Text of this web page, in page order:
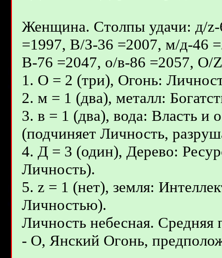
Женщина. Столпы удачи: д/
=1997, В/З-36 =2007, м/д-46
В-76 =2047, о/в-86 =2057, О/
1. О = 2 (три), Огонь:
2. м = 1 (два), металл:
3. в = 1 (два), вода: Власть и
(подчиняет Личность,
4. Д = 3 (один), Дерево:
Личность).
5. z = 1 (нет), земля:
Личностью).
Личность небесная.
- О, Янcкий Oгoнь,